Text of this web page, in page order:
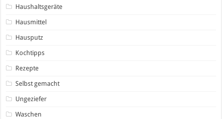
Haushaltsgeräte
Hausmittel
Hausputz
Kochtipps
Rezepte
Selbst gemacht
Ungeziefer
Waschen